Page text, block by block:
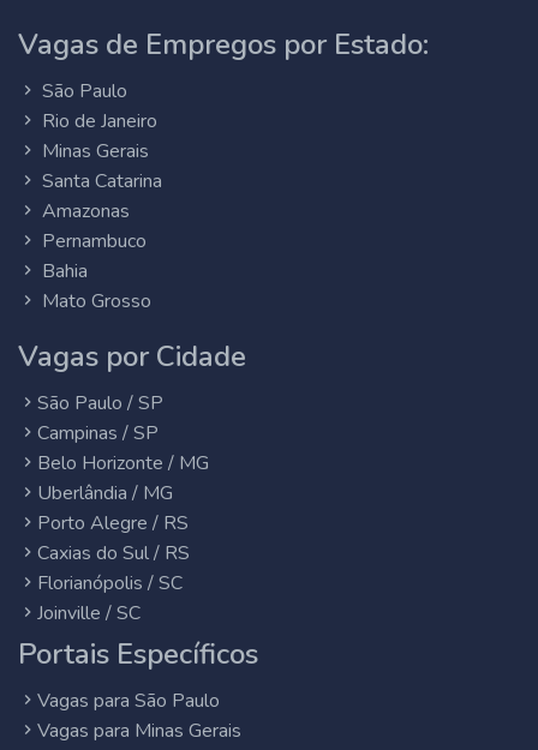
Vagas de Empregos por Estado:
São Paulo
Rio de Janeiro
Minas Gerais
Santa Catarina
Amazonas
Pernambuco
Bahia
Mato Grosso
Vagas por Cidade
São Paulo / SP
Campinas / SP
Belo Horizonte / MG
Uberlândia / MG
Porto Alegre / RS
Caxias do Sul / RS
Florianópolis / SC
Joinville / SC
Portais Específicos
Vagas para São Paulo
Vagas para Minas Gerais